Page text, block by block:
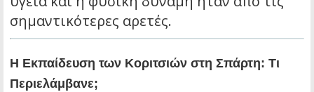
σημαντικότερες αρετές.
Η Εκπαίδευση των Κοριτσιών στη Σπάρτη: Τι
Περιελάμβανε;